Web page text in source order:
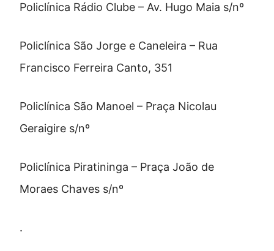
Policlínica Rádio Clube – Av. Hugo Maia s/nº
Policlínica São Jorge e Caneleira – Rua
Francisco Ferreira Canto, 351
Policlínica São Manoel – Praça Nicolau
Geraigire s/nº
Policlínica Piratininga – Praça João de
Moraes Chaves s/nº
.